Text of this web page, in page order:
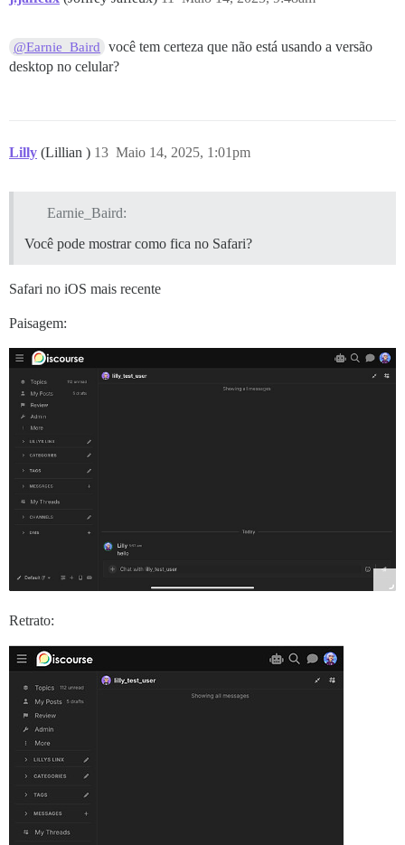
@Earnie_Baird
você tem certeza que não está usando a versão
desktop no celular?
Lilly (Lillian ) Maio 14, 2025, 1:01pm
13
Earnie_Baird:
Você pode mostrar como fica no Safari?
Safari no iOS mais recente
Paisagem:
Retrato: